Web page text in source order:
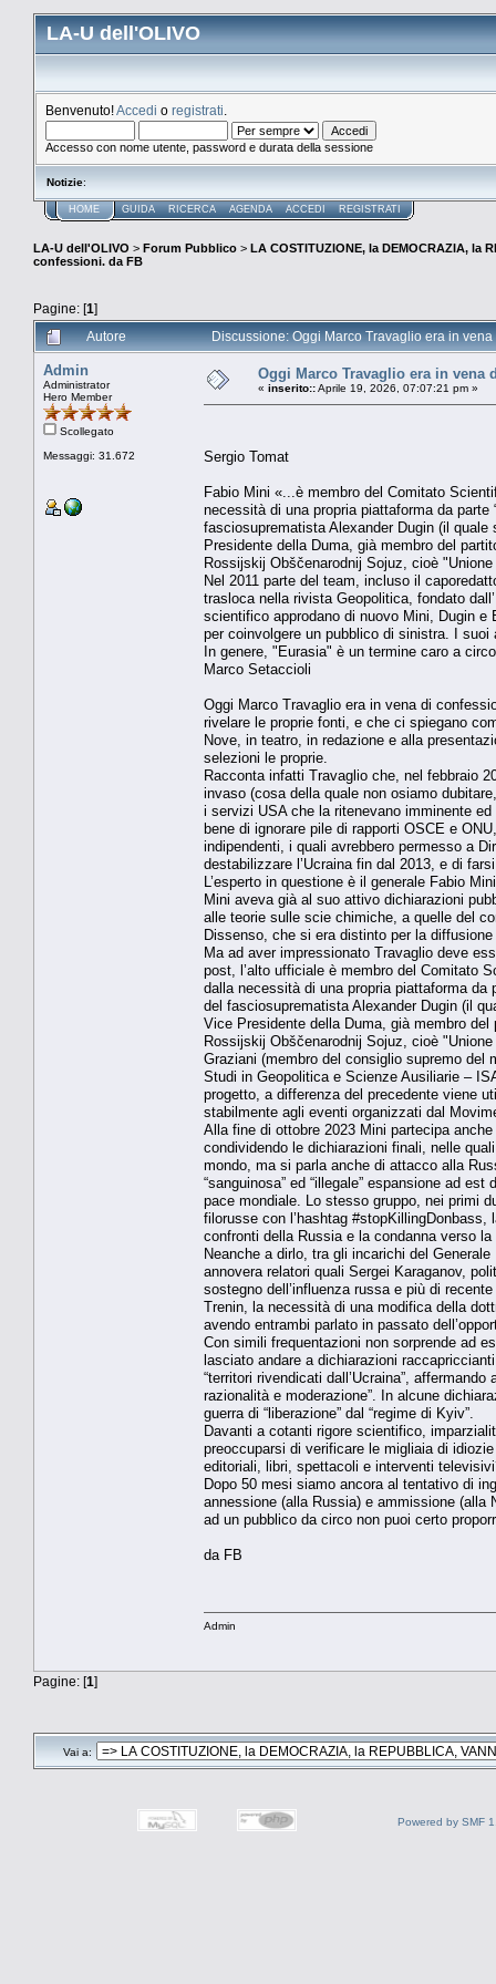
LA-U dell'OLIVO
Benvenuto!Accedi o registrati
Accesso con nome utente, password e durata della sessione
Notizie:
HOME GUIDA RICERCA AGENDA ACCEDI REGISTRATI
LA-U dell'OLIVO > Forum Pubblico > LA COSTITUZIONE, la DEMOCRAZIA, la
confessioni. da FB
Pagine: [1]
Autore
Discussione: Oggi Marco Travaglio era in
Admin
Administrator
Hero Member
Scollegato
Messaggi: 31.672
Oggi Marco Travaglio era in vena
« inserito::Aprile 19, 2026, 07:07:21 pm »
Sergio Tomat
Fabio Mini «...è membro del Comitato
necessità di una propria piattaforma da
fasciosuprematista Alexander Dugin (il
Presidente della Duma, già membro del
Rossijskij Obščenarodnij Sojuz, cioè
Nel 2011 parte del team, incluso il
trasloca nella rivista Geopolitica, fondato
scientifico approdano di nuovo Mini, Dugin
per coinvolgere un pubblico di sinistra. I
In genere, "Eurasia" è un termine caro a
Marco Setaccioli
Oggi Marco Travaglio era in vena di
rivelare le proprie fonti, e che ci spiegano
Nove, in teatro, in redazione e alla
selezioni le proprie.
Racconta infatti Travaglio che, nel febbraio
invaso (cosa della quale non osiamo
i servizi USA che la ritenevano imminente
bene di ignorare pile di rapporti OSCE e
indipendenti, i quali avrebbero permesso a
destabilizzare l’Ucraina fin dal 2013, e di
L’esperto in questione è il generale Fabio
Mini aveva già al suo attivo dichiarazioni
alle teorie sulle scie chimiche, a quelle del
Dissenso, che si era distinto per la
Ma ad aver impressionato Travaglio deve
post, l’alto ufficiale è membro del Comitato
dalla necessità di una propria piattaforma
del fasciosuprematista Alexander Dugin (il
Vice Presidente della Duma, già membro
Rossijskij Obščenarodnij Sojuz, cioè
Graziani (membro del consiglio supremo del
Studi in Geopolitica e Scienze Ausiliarie –
progetto, a differenza del precedente viene
stabilmente agli eventi organizzati dal
Alla fine di ottobre 2023 Mini partecipa
condividendo le dichiarazioni finali, nelle
mondo, ma si parla anche di attacco alla
“sanguinosa” ed “illegale” espansione ad
pace mondiale. Lo stesso gruppo, nei primi
filorusse con l’hashtag
confronti della Russia e la condanna verso
Neanche a dirlo, tra gli incarichi del
annovera relatori quali Sergei Karaganov,
sostegno dell’influenza russa e più di
Trenin, la necessità di una modifica della
avendo entrambi parlato in passato
Con simili frequentazioni non sorprende ad
lasciato andare a dichiarazioni
“territori rivendicati dall’Ucraina”,
razionalità e moderazione”. In alcune
guerra di “liberazione” dal “regime di Kyiv”.
Davanti a cotanti rigore scientifico,
preoccuparsi di verificare le migliaia di
editoriali, libri, spettacoli e interventi
Dopo 50 mesi siamo ancora al tentativo di
annessione (alla Russia) e ammissione (alla
ad un pubblico da circo non puoi certo
da FB
Admin
Pagine: [1]
Vai a:
Powered by SMF